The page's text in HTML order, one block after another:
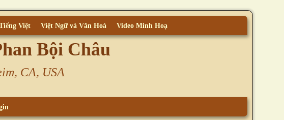
Việt Việt Ngữ và Văn Hoá Video Minh Hoạ
Bội Châu
CA, USA